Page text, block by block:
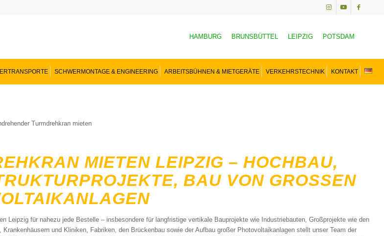
HAMBURG BRUNSBÜTTEL LEIPZIG POTSDAM
SCHWERMONTAGE & ENGINEERING ARBEITSBÜHNEN & MIETGERÄTE VERKEHRSTECHNIK KONTAKT
MIETEN LEIPZIG – HOCHBAU,
BAU VON GROSSEN P
Leipzig für nahezu jede Bestelle – insbesondere für langfristige vertikale Bauprojekte wie Industriebauten, Großprojekte wie den
Krankenhäusern und Kliniken, Fabriken, den Brückenbau sowie der Aufbau großer Photovoltaikanlagen stellt unser Team der